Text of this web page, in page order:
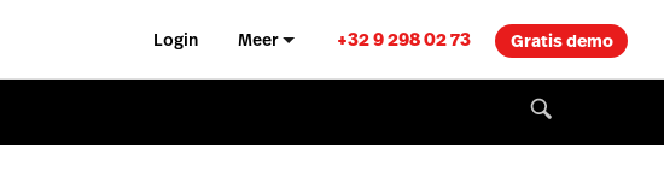
Login Meer +32 9 298 02 73 Gratis demo